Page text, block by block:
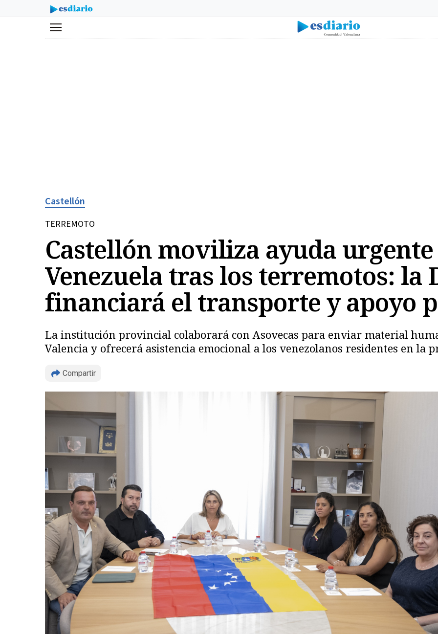
Menú
Castellón
TERREMOTO
Castellón moviliza ayuda
Venezuela tras los terremotos: la
financiará el transporte y apoyo
La institución provincial colaborará con Asovecas para enviar material
Valencia y ofrecerá asistencia emocional a los venezolanos residentes en la
Compartir
Copiar